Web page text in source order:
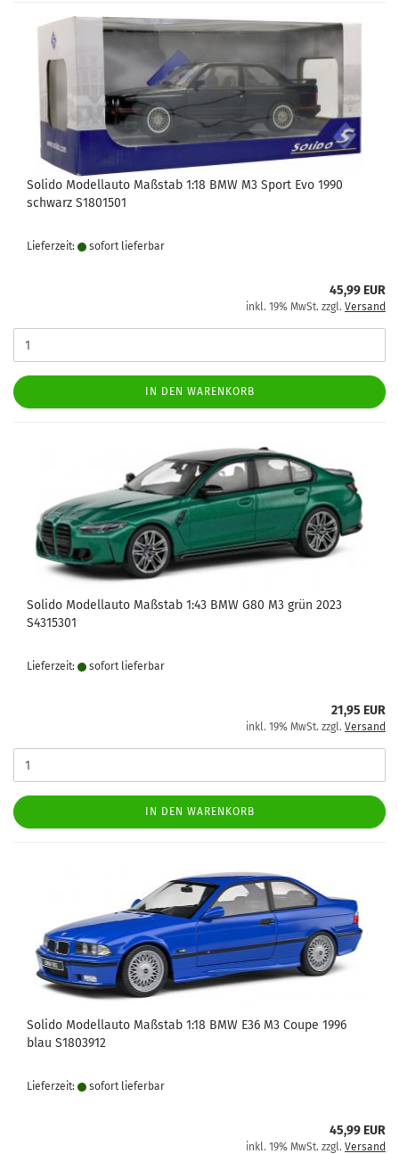
Solido Modellauto Maßstab 1:18 BMW M3 Sport Evo 1990
schwarz S1801501
Lieferzeit: sofort lie­fer­bar
45,99 EUR
inkl. 19% MwSt. zzgl. Versand
IN DEN WARENKORB
Solido Modellauto Maßstab 1:43 BMW G80 M3 grün 2023
S4315301
Lieferzeit: sofort lie­fer­bar
21,95 EUR
inkl. 19% MwSt. zzgl. Versand
IN DEN WARENKORB
Solido Modellauto Maßstab 1:18 BMW E36 M3 Coupe 1996
blau S1803912
Lieferzeit: sofort lie­fer­bar
45,99 EUR
inkl. 19% MwSt. zzgl. Versand